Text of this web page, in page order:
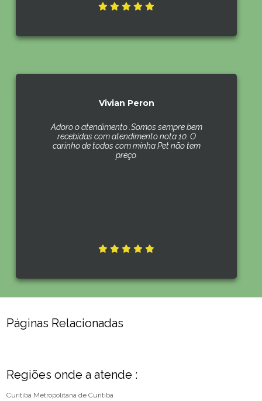
Vivian Peron
Adoro o atendimento .Somos sempre bem
recebidas com atendimento nota 10. O
carinho de todos com minha Pet não tem
preço.
Páginas Relacionadas
Regiões onde a atende :
Curitiba Metropolitana de Curitiba